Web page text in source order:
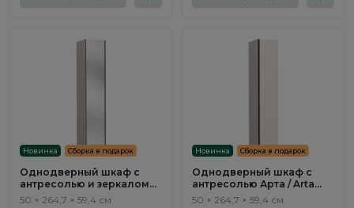
Новинка Сборка в подарок
Однодверный шкаф с
антресолью и зеркалом
Арта / Arta AR1603.0
50 × 264,7 × 59,4 см
Новинка Сборка в подарок
Однодверный шкаф с
антресолью Арта / Arta
AR1602.1
50 × 264,7 × 59,4 см